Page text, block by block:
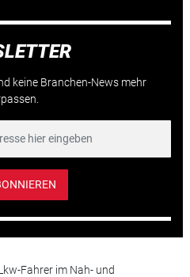
keine Branchen-News mehr
Fahrer im Nah- und